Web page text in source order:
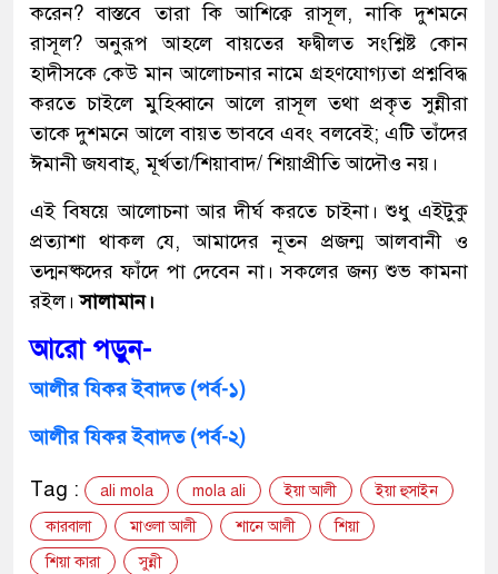
করেন? বাস্তবে তারা কি আশিক্বে রাসূল, নাকি দুশমনে
রাসূল? অনুরূপ আহলে বায়তের ফদ্বীলত সংশ্লিষ্ট কোন
হাদীসকে কেউ মান আলোচনার নামে গ্রহণযোগ্যতা প্রশ্নবিদ্ধ
করতে চাইলে মুহিব্বানে আলে রাসূল তথা প্রকৃত সুন্নীরা
তাকে দুশমনে আলে বায়ত ভাববে এবং বলবেই; এটি তাঁদের
ঈমানী জযবাহ্, মূর্খতা/শিয়াবাদ/ শিয়াপ্রীতি আদৌও নয়।
এই বিষয়ে আলোচনা আর দীর্ঘ করতে চাইনা। শুধু এইটুকু
প্রত্যাশা থাকল যে, আমাদের নূতন প্রজন্ম আলবানী ও
তদ্মনষ্কদের ফাঁদে পা দেবেন না। সকলের জন্য শুভ কামনা
রইল।সালামান।
আরো পড়ুন-
আলীর যিকর ইবাদত (পর্ব-১)
আলীর যিকর ইবাদত (পর্ব-২)
Tag : ali mola mola ali ইয়া আলী
ইয়া হুসাইন
কারবালা
মাওলা আলী শানে আলী
শিয়া
শিয়া কারা
সুন্নী